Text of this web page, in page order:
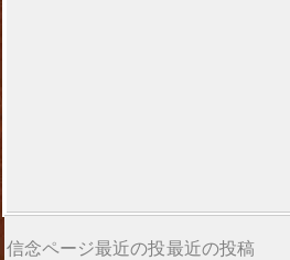
信念ページ最近の投最近の投稿